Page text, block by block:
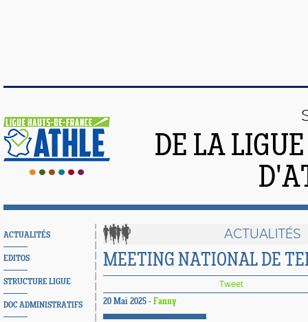
DE LA
ACTUALITÉS
EDITOS
STRUCTURE LIGUE
DOC ADMINISTRATIFS
ACTUALITÉS
MEETING NATIONAL DE
Tweet
20 Mai 2025 - Fanny